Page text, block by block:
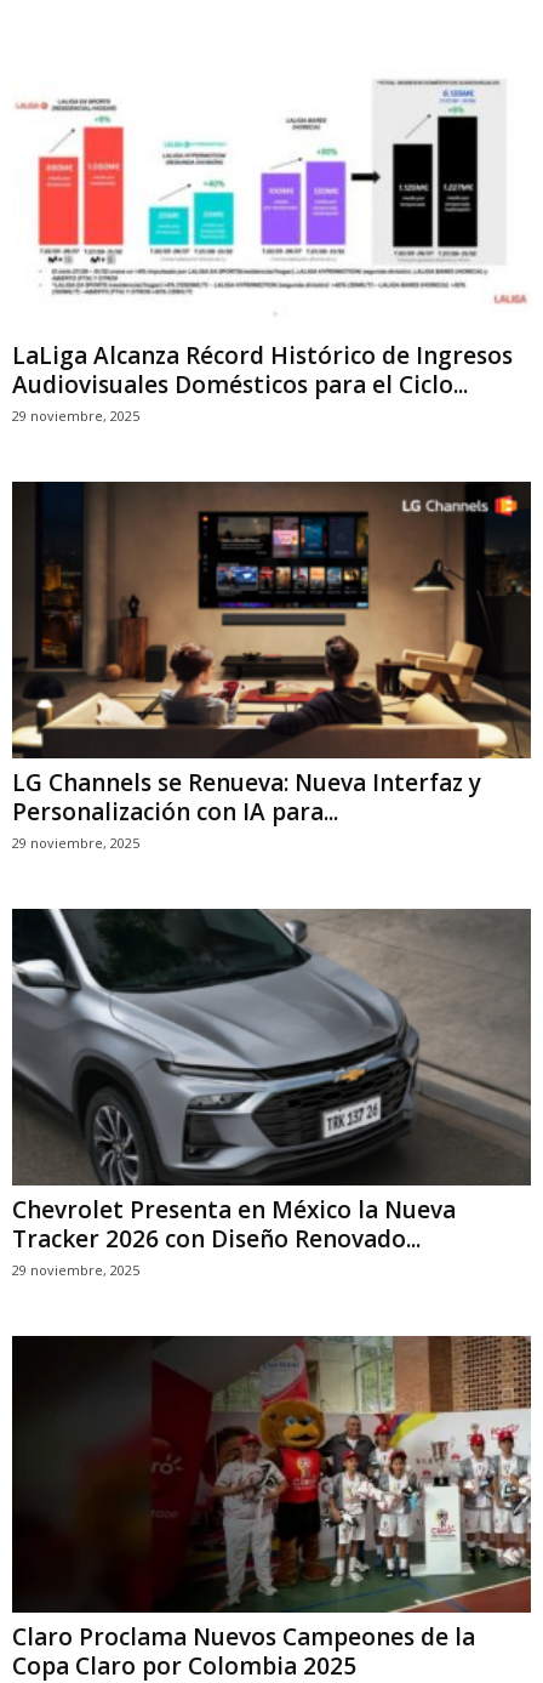
LaLiga Alcanza Récord Histórico de Ingresos
Audiovisuales Domésticos para el Ciclo...
29 noviembre, 2025
LG Channels se Renueva: Nueva Interfaz y
Personalización con IA para...
29 noviembre, 2025
Chevrolet Presenta en México la Nueva
Tracker 2026 con Diseño Renovado...
29 noviembre, 2025
Claro Proclama Nuevos Campeones de la
Copa Claro por Colombia 2025